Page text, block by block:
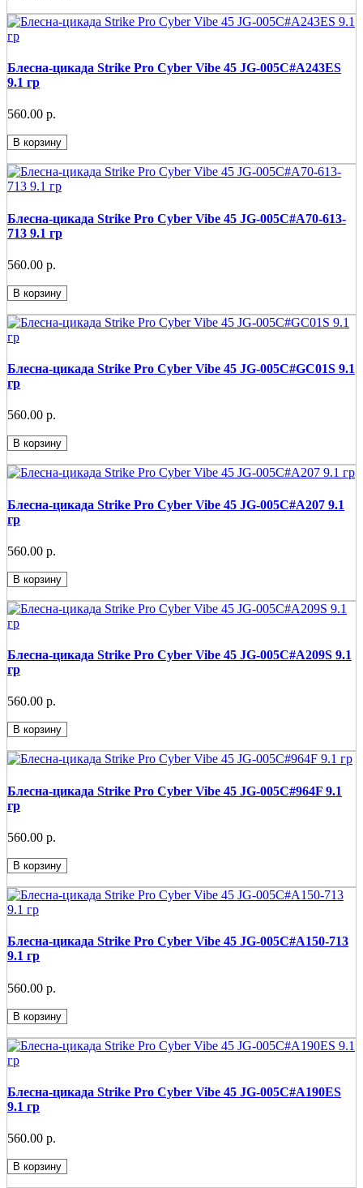
Блесна-цикада Strike Pro Cyber Vibe 45 JG-005C#A243ES
9.1 гр
560.00 р.
В корзину
Блесна-цикада Strike Pro Cyber Vibe 45 JG-005C#A70-613-
713 9.1 гр
560.00 р.
В корзину
Блесна-цикада Strike Pro Cyber Vibe 45 JG-005C#GC01S 9.1
гр
560.00 р.
В корзину
Блесна-цикада Strike Pro Cyber Vibe 45 JG-005C#A207 9.1
гр
560.00 р.
В корзину
Блесна-цикада Strike Pro Cyber Vibe 45 JG-005C#A209S 9.1
гр
560.00 р.
В корзину
Блесна-цикада Strike Pro Cyber Vibe 45 JG-005C#964F 9.1
гр
560.00 р.
В корзину
Блесна-цикада Strike Pro Cyber Vibe 45 JG-005C#A150-713
9.1 гр
560.00 р.
В корзину
Блесна-цикада Strike Pro Cyber Vibe 45 JG-005C#A190ES
9.1 гр
560.00 р.
В корзину